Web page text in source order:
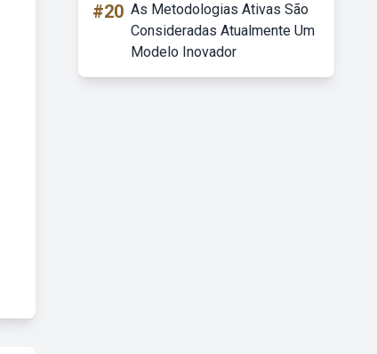
#20 As Metodologias Ativas São
Consideradas Atualmente Um
Modelo Inovador